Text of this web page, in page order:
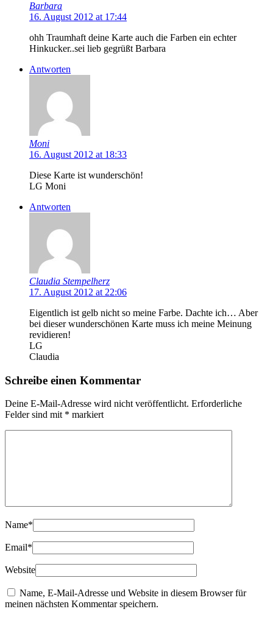
Barbara
16. August 2012 at 17:44
ohh Traumhaft deine Karte auch die Farben ein echter
Hinkucker..sei lieb gegrüßt Barbara
Antworten
Moni
16. August 2012 at 18:33
Diese Karte ist wunderschön!
LG Moni
Antworten
Claudia Stempelherz
17. August 2012 at 22:06
Eigentlich ist gelb nicht so meine Farbe. Dachte ich… Aber
bei dieser wunderschönen Karte muss ich meine Meinung
revidieren!
LG
Claudia
Schreibe einen Kommentar
Deine E-Mail-Adresse wird nicht veröffentlicht. Erforderliche
Felder sind mit * markiert
Name*
Email*
Website
Name, E-Mail-Adresse und Website in diesem Browser für
meinen nächsten Kommentar speichern.